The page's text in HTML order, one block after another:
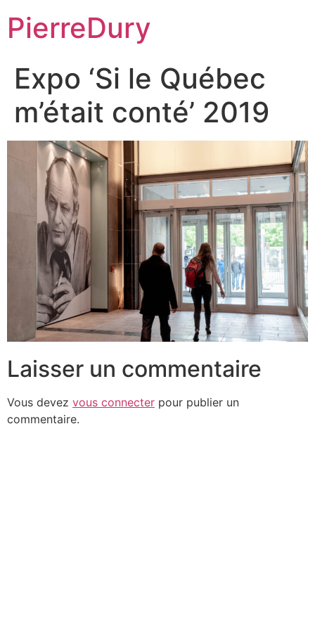
contenu
PierreDury
Expo ‘Si le Québec
m’était conté’ 2019
Laisser un commentaire
Vous devez vous connecter pour publier un
commentaire.